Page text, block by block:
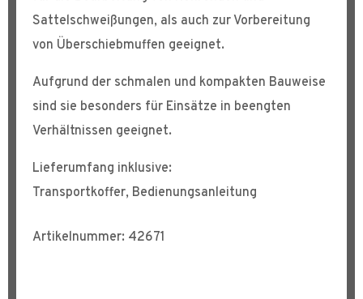
Sattelschweißungen, als auch zur Vorbereitung
von Überschiebmuffen geeignet.
Aufgrund der schmalen und kompakten Bauweise
sind sie besonders für Einsätze in beengten
Verhältnissen geeignet.
Lieferumfang inklusive:
Transportkoffer, Bedienungsanleitung
Artikelnummer: 42671